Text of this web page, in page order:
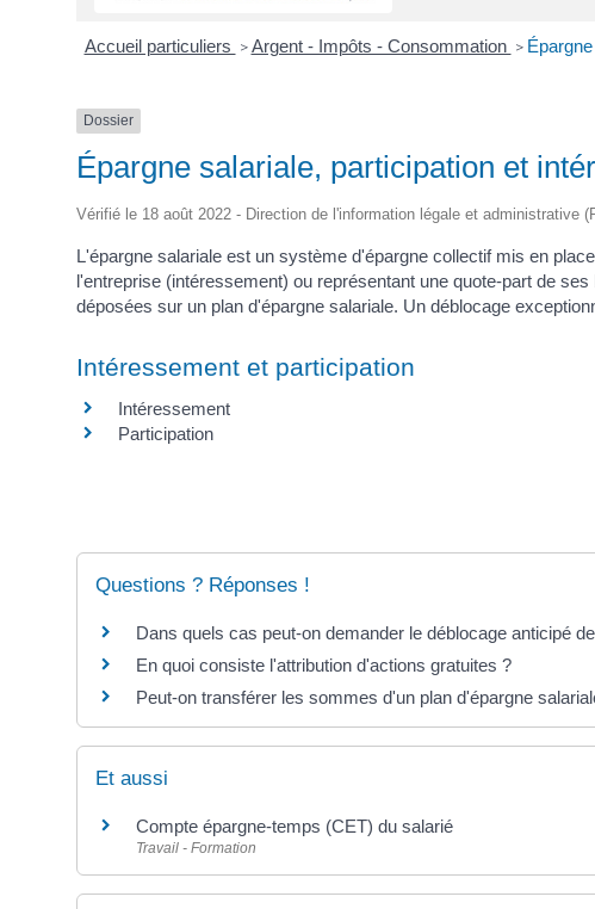
Accueil particuliers > Argent - Impôts - Consommation >
Dossier
Épargne salariale, participation et
Vérifié le 18 août 2022 - Direction de l'information légale et administrative
L'épargne salariale est un système d'épargne collectif mis en
l'entreprise (intéressement) ou représentant une quote-part de
déposées sur un plan d'épargne salariale. Un déblocage
Intéressement et participation
Intéressement
Participation
Questions ? Réponses !
Dans quels cas peut-on demander le déblocage anticipé
En quoi consiste l'attribution d'actions gratuites ?
Peut-on transférer les sommes d'un plan d'épargne
Et aussi
Compte épargne-temps (CET) du salarié
Travail - Formation